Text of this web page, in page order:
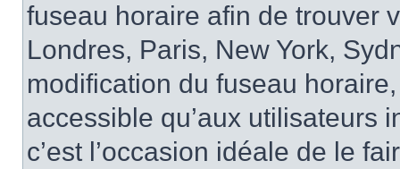
fuseau horaire afin de trouver
Londres, Paris, New York,
modification du fuseau
accessible qu’aux utilisateurs
c’est l’occasion idéale de le